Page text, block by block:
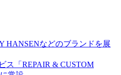
HANSENなどのブランドを展
ス「REPAIR & CUSTOM